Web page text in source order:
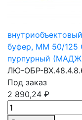
буфер, MM 50/125
пурпурный
ЛЮ-ОБР-
Под заказ
2 890,24 ₽